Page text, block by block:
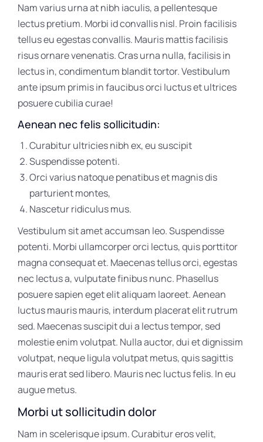
Nam varius urna at nibh iaculis, a pellentesque
lectus pretium. Morbi id convallis nisl. Proin facilisis
tellus eu egestas convallis. Mauris mattis facilisis
risus ornare venenatis. Cras urna nulla, facilisis in
lectus in, condimentum blandit tortor. Vestibulum
ante ipsum primis in faucibus orci luctus et ultrices
posuere cubilia curae!
Aenean nec felis sollicitudin:
Curabitur ultricies nibh ex, eu suscipit
Suspendisse potenti.
Orci varius natoque penatibus et magnis dis
parturient montes,
Nascetur ridiculus mus.
Vestibulum sit amet accumsan leo. Suspendisse
potenti. Morbi ullamcorper orci lectus, quis porttitor
magna consequat et. Maecenas tellus orci, egestas
nec lectus a, vulputate finibus nunc. Phasellus
posuere sapien eget elit aliquam laoreet. Aenean
luctus mauris mauris, interdum placerat elit rutrum
sed. Maecenas suscipit dui a lectus tempor, sed
molestie enim volutpat. Nulla auctor, dui et dignissim
volutpat, neque ligula volutpat metus, quis sagittis
mauris erat sed libero. Mauris nec luctus felis. In eu
augue metus.
Morbi ut sollicitudin dolor
Nam in scelerisque ipsum. Curabitur eros velit,